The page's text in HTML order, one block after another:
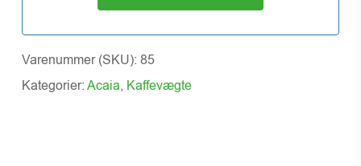
Varenummer (SKU): 85
Kategorier:Acaia, Kaffevægte